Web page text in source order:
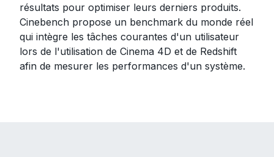
résultats pour optimiser leurs derniers produits.
Cinebench propose un benchmark du monde réel
qui intègre les tâches courantes d'un utilisateur
lors de l'utilisation de Cinema 4D et de Redshift
afin de mesurer les performances d'un système.